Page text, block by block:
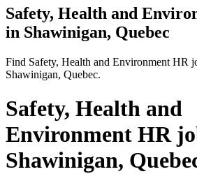
Safety, Health and
in Shawinigan, Quebec
Find Safety, Health and Environment HR
Shawinigan, Quebec.
Safety, Health and
Environment HR
Shawinigan,